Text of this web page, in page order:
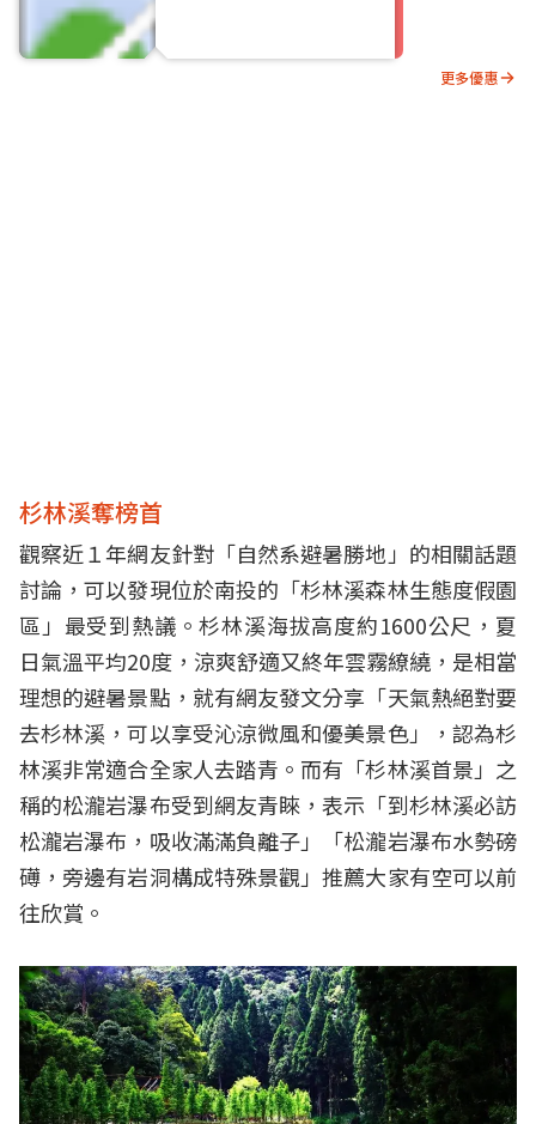
更多優惠
杉林溪奪榜首
觀察近１年網友針對「自然系避暑勝地」的相關話題
討論，可以發現位於南投的「杉林溪森林生態度假園
區」最受到熱議。杉林溪海拔高度約1600公尺，夏
日氣溫平均20度，涼爽舒適又終年雲霧繚繞，是相當
理想的避暑景點，就有網友發文分享「天氣熱絕對要
去杉林溪，可以享受沁涼微風和優美景色」，認為杉
林溪非常適合全家人去踏青。而有「杉林溪首景」之
稱的松瀧岩瀑布受到網友青睞，表示「到杉林溪必訪
松瀧岩瀑布，吸收滿滿負離子」「松瀧岩瀑布水勢磅
礡，旁邊有岩洞構成特殊景觀」推薦大家有空可以前
往欣賞。